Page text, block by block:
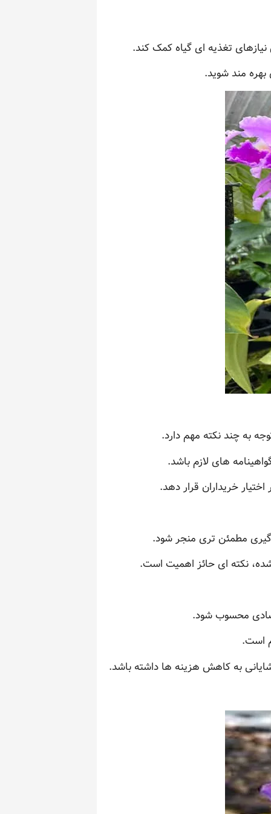
تغذیه ای گیاه کمک کند.
بهره مند شوید.
به چند نکته مهم دارد.
های لازم باشد.
خریداران قرار دهد.
گیری مطمئن تری منجر شود.
نکته ای حائز اهمیت است.
محسوب شود.
است.
به کاهش هزینه ها داشته باشد.